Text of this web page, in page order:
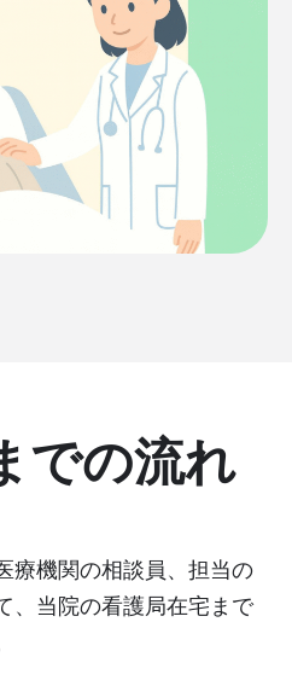
での流れ
療機関の相談員、担当の
、当院の看護局在宅まで